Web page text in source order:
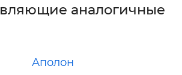
аналогичные
Аполон